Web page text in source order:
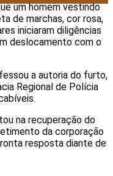
um homem vestindo
de marchas, cor rosa,
iniciaram diligências
deslocamento com o
a autoria do furto,
Regional de Polícia
na recuperação do
da corporação
resposta diante de